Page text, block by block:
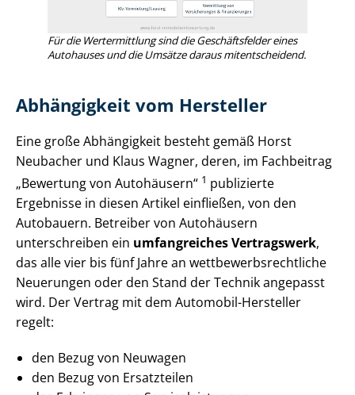
Für die Wertermittlung sind die Geschäftsfelder eines
Autohauses und die Umsätze daraus mitentscheidend.
Abhängigkeit vom Hersteller
Eine große Abhängigkeit besteht gemäß Horst
Neubacher und Klaus Wagner, deren, im Fachbeitrag
„Bewertung von Autohäusern“ 1 publizierte
Ergebnisse in diesen Artikel einfließen, von den
Autobauern. Betreiber von Autohäusern
unterschreiben ein umfangreiches Vertragswerk,
das alle vier bis fünf Jahre an wett­be­werbs­recht­li­che
Neuerungen oder den Stand der Technik angepasst
wird. Der Vertrag mit dem Automobil-Hersteller
regelt:
den Bezug von Neuwagen
den Bezug von Ersatzteilen